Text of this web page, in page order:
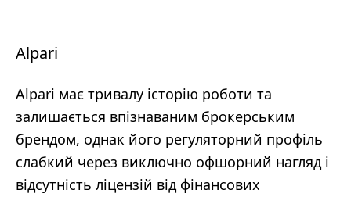
Alpari
Alpari має тривалу історію роботи та
залишається впізнаваним брокерським
брендом, однак його регуляторний профіль
слабкий через виключно офшорний нагляд і
відсутність ліцензій від фінансових